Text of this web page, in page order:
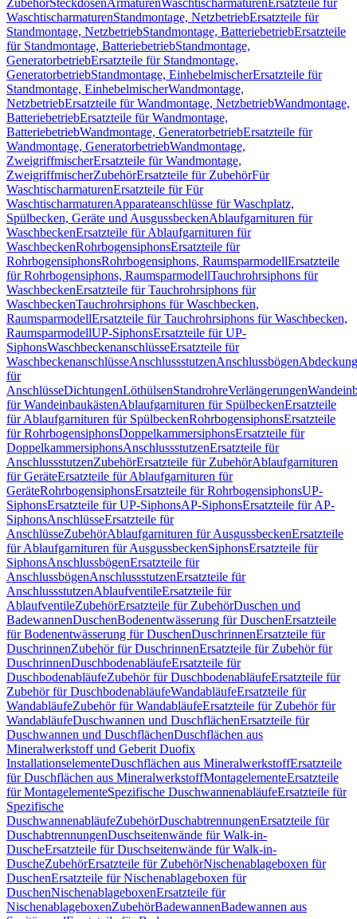
ZubehörSteckdosenArmaturenWaschtischarmaturen Ersatzteile für
WaschtischarmaturenStandmontage, NetzbetriebErsatzteile für
Standmontage, NetzbetriebStandmontage, BatteriebetriebErsatzteile
für Standmontage, BatteriebetriebStandmontage,
GeneratorbetriebErsatzteile für Standmontage,
GeneratorbetriebStandmontage, EinhebelmischerErsatzteile für
Standmontage, EinhebelmischerWandmontage,
NetzbetriebErsatzteile für Wandmontage, NetzbetriebWandmontage,
BatteriebetriebErsatzteile für Wandmontage,
BatteriebetriebWandmontage, GeneratorbetriebErsatzteile für
Wandmontage, GeneratorbetriebWandmontage,
ZweigriffmischerErsatzteile für Wandmontage,
ZweigriffmischerZubehörErsatzteile für ZubehörFür
WaschtischarmaturenErsatzteile für Für
WaschtischarmaturenApparateanschlüsse für Waschplatz,
Spülbecken, Geräte und AusgussbeckenAblaufgarnituren für
WaschbeckenErsatzteile für Ablaufgarnituren für
WaschbeckenRohrbogensiphonsErsatzteile für
RohrbogensiphonsRohrbogensiphons, RaumsparmodellErsatzteile
für Rohrbogensiphons, RaumsparmodellTauchrohrsiphons für
WaschbeckenErsatzteile für Tauchrohrsiphons für
WaschbeckenTauchrohrsiphons für Waschbecken,
RaumsparmodellErsatzteile für Tauchrohrsiphons für Waschbecken,
RaumsparmodellUP-SiphonsErsatzteile für UP-
SiphonsWaschbeckenanschlüsseErsatzteile für
WaschbeckenanschlüsseAnschlussstutzenAnschlussbögen
für
AnschlüsseDichtungenLöthülsenStandrohreVerlängerungen
für WandeinbaukästenAblaufgarnituren für SpülbeckenErsatzteile
für Ablaufgarnituren für SpülbeckenRohrbogensiphonsErsatzteile
für RohrbogensiphonsDoppelkammersiphonsErsatzteile für
DoppelkammersiphonsAnschlussstutzenErsatzteile für
AnschlussstutzenZubehörErsatzteile für ZubehörAblaufgarnituren
für GeräteErsatzteile für Ablaufgarnituren für
GeräteRohrbogensiphonsErsatzteile für RohrbogensiphonsUP-
SiphonsErsatzteile für UP-SiphonsAP-SiphonsErsatzteile für AP-
SiphonsAnschlüsseErsatzteile für
AnschlüsseZubehörAblaufgarnituren für AusgussbeckenErsatzteile
für Ablaufgarnituren für AusgussbeckenSiphonsErsatzteile für
SiphonsAnschlussbögenErsatzteile für
AnschlussbögenAnschlussstutzenErsatzteile für
AnschlussstutzenAblaufventileErsatzteile für
AblaufventileZubehörErsatzteile für ZubehörDuschen und
BadewannenDuschenBodenentwässerung für DuschenErsatzteile
für Bodenentwässerung für DuschenDuschrinnenErsatzteile für
DuschrinnenZubehör für DuschrinnenErsatzteile für Zubehör für
DuschrinnenDuschbodenabläufeErsatzteile für
DuschbodenabläufeZubehör für DuschbodenabläufeErsatzteile für
Zubehör für DuschbodenabläufeWandabläufeErsatzteile für
WandabläufeZubehör für WandabläufeErsatzteile für Zubehör für
WandabläufeDuschwannen und DuschflächenErsatzteile für
Duschwannen und DuschflächenDuschflächen aus
Mineralwerkstoff und Geberit Duofix
InstallationselementeDuschflächen aus MineralwerkstoffErsatzteile
für Duschflächen aus MineralwerkstoffMontagelementeErsatzteile
für MontagelementeSpezifische DuschwannenabläufeErsatzteile für
Spezifische
DuschwannenabläufeZubehörDuschabtrennungenErsatzteile für
DuschabtrennungenDuschseitenwände für Walk-in-
DuscheErsatzteile für Duschseitenwände für Walk-in-
DuscheZubehörErsatzteile für ZubehörNischenablageboxen für
DuschenErsatzteile für Nischenablageboxen für
DuschenNischenablageboxenErsatzteile für
NischenablageboxenZubehörBadewannenBadewannen aus